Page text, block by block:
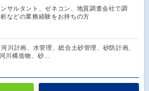
サルタント、ゼネコン、地質調査会社で調
などの業務経験をお持ちの方
河川計画、水管理、総合土砂管理、砂防計画、
川構造物、砂…